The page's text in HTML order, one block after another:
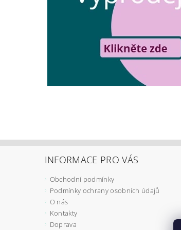
INFORMACE PRO VÁS
Obchodní podmínky
Podmínky ochrany osobních údajů
O nás
Kontakty
Doprava